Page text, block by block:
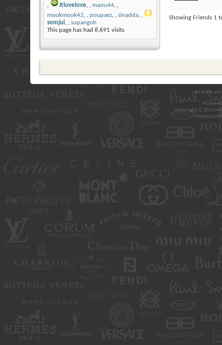
Jtlovelove, manu44,
mookmook42, poupaez, sinadda,
somjui,
supangoh
This page has had 8,691 visits
Showing Friends 1
All times
Copyright © 2026
Hacks por